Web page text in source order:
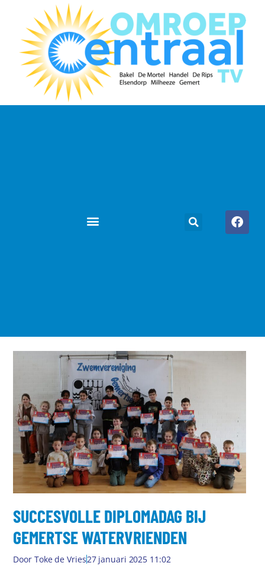
SUCCESVOLLE DIPLOMADAG BIJ
GEMERTSE WATERVRIENDEN
Door Toke de Vries27 januari 2025 11:02